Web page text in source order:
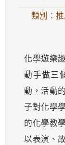
類別：
化學遊樂
動手做三
動，活動
子對化學
的化學教
以表演、